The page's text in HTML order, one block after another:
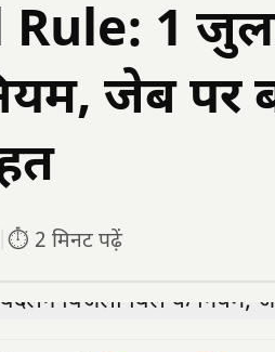
1
जेब पर
⏱️ 2 मिनट पढ़ें